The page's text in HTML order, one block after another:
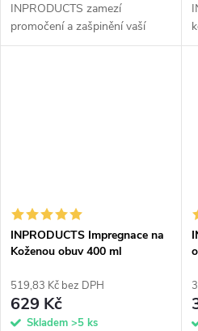
INPRODUCTS zamezí
promočení a zašpinění vaší
membránové, softshellové i
INPRODUCTS Impregnace na
Koženou obuv 400 ml
519,83 Kč bez DPH
629 Kč
Skladem >5 ks